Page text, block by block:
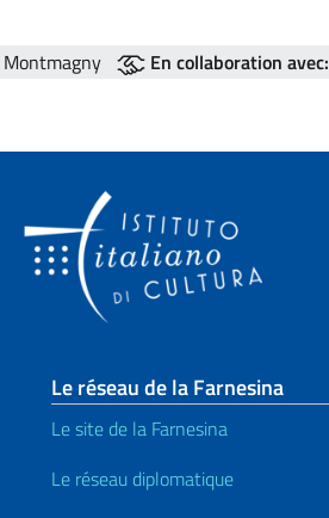
Montmagny En collaboration avec:
Le réseau de la Farnesina
Le site de la Farnesina
Le réseau diplomatique